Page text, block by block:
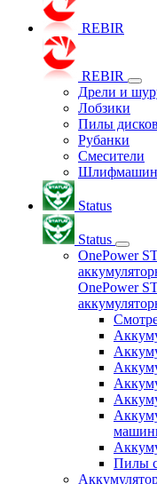
REBIR
REBIR
Дрели и
Лобзики
Пилы
Рубанки
Смесители
Status
Status
OnePower
OnePower
Пилы